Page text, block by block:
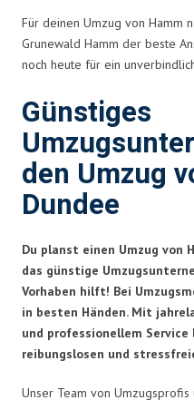
Für deinen Umzug von Hamm
Grunewald Hamm der beste
noch heute für ein
Günstiges
den Umzug
Dundee
Du planst einen Umzug von
das günstige
Vorhaben hilft! Bei
in besten Händen. Mit
und professionellem
reibungslosen und
Unser Team von